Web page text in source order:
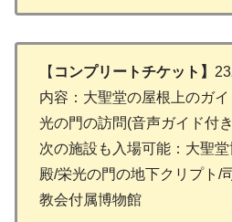
【 コンプリートチケット】
内容：大聖堂の屋根上のガ
光の門の訪問(音声ガイド付
次の施設も入場可能：大聖
殿/栄光の門の地下クリプト/
教会付属博物館